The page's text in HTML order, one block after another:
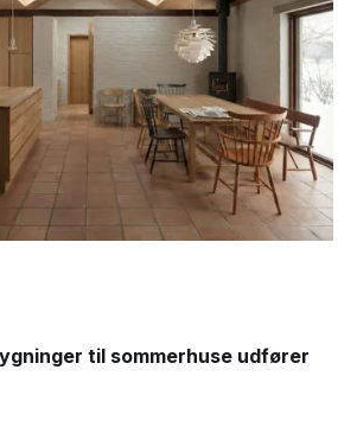
til sommerhuse udfører